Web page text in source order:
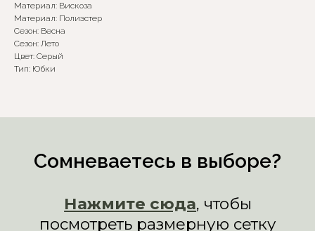
Материал: Вискоза
Материал: Полиэстер
Сезон: Весна
Сезон: Лето
Цвет: Серый
Тип: Юбки
Или напишите нам и мы
вам поможем!